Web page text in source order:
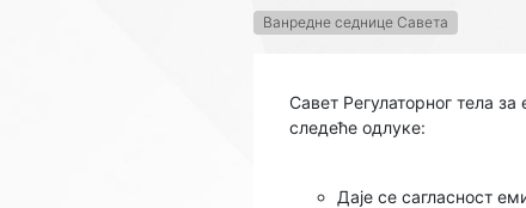
Ванредне седнице Савета
Савет Регулаторног тела
следеће одлуке:
Даје се сагласност